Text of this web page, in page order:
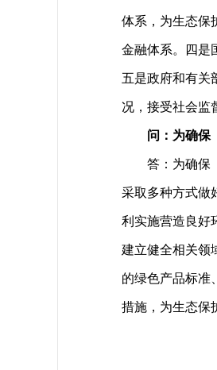
体系，为生态保
金融体系。四是
五是政府和有关
况，接受社会监
问：为确保
答：为确保
采取多种方式做
利实施营造良好
建立健全相关领
的绿色产品标准
措施，为生态保